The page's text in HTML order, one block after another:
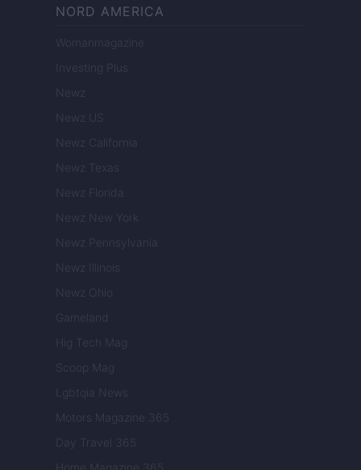
NORD AMERICA
Womanmagazine
Investing Plus
Newz
Newz US
Newz California
Newz Texas
Newz Florida
Newz New York
Newz Pennsylvania
Newz Illinois
Newz Ohio
Gameland
Hig Tech Mag
Scoop Mag
Lgbtqia News
Motors Magazine 365
Day Travel 365